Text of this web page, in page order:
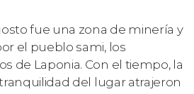
fue una zona de minería y
el pueblo sami, los
de Laponia. Con el tiempo, la
del lugar atrajeron